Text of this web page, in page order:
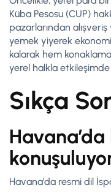
Küba Pesosu (CUP)
pazarlarından
yemek yiyerek
kalarak hem
yerel halkla
Sıkça
Havana’da resmi dil